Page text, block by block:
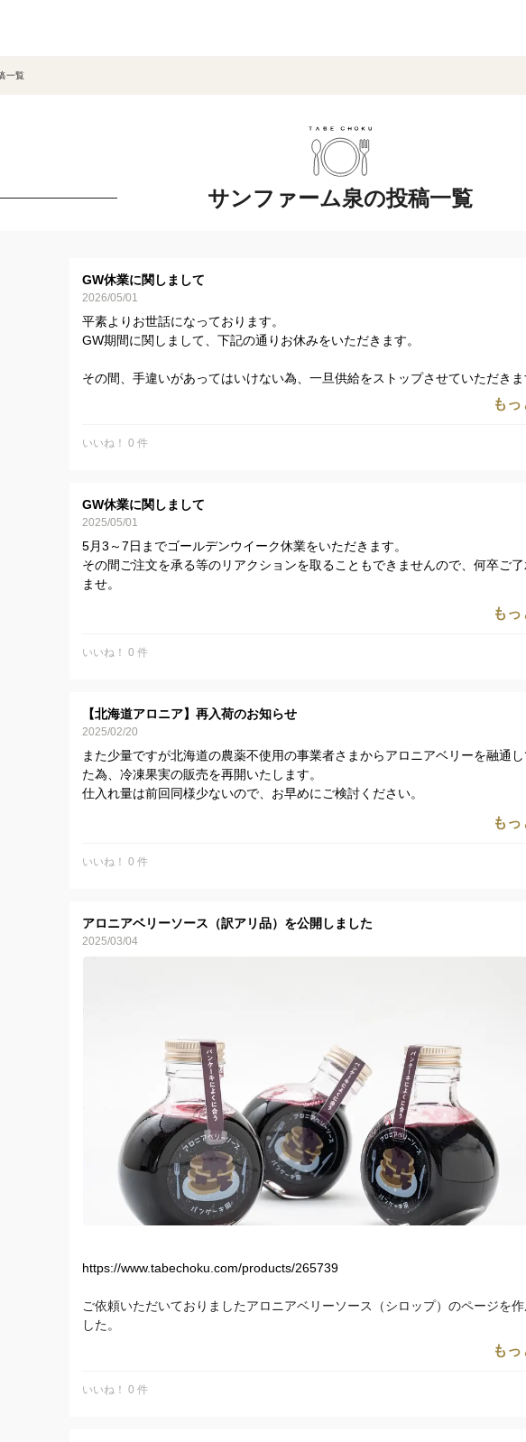
一覧
サンファーム泉の投稿一覧
GW休業に関しまして
2026/05/01
平素よりお世話になっております。
GW期間に関しまして、下記の通りお休みをいただきます。
その間、手違いがあってはいけない為、一旦供給をストップさせていただきま
営業再開となります５月７日より、また在庫を復活させますのでよろしくお願
も
いいね！ 0 件
GW休業に関しまして
2025/05/01
5月3～7日までゴールデンウイーク休業をいただきます。
その間ご注文を承る等のリアクションを取ることもできませんので、何卒ご
ませ。
も
いいね！ 0 件
【北海道アロニア】再入荷のお知らせ
2025/02/20
また少量ですが北海道の農薬不使用の事業者さまからアロニアベリーを融通
た為、冷凍果実の販売を再開いたします。
仕入れ量は前回同様少ないので、お早めにご検討ください。
も
いいね！ 0 件
アロニアベリーソース（訳アリ品）を公開しました
2025/03/04
https://www.tabechoku.com/products/265739
ご依頼いただいておりましたアロニアベリーソース（シロップ）のページを作
した。
こちらでお試しいただいて、もしご好評いただけるようでしたら本製品も掲載
も
いいね！ 0 件